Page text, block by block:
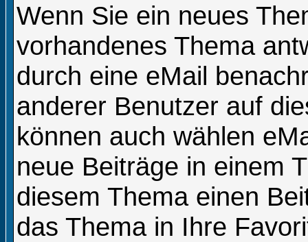
Wenn Sie ein neues
vorhandenes Thema
durch eine eMail
anderer Benutzer auf
können auch wählen
neue Beiträge in einem
diesem Thema einen
das Thema in Ihre